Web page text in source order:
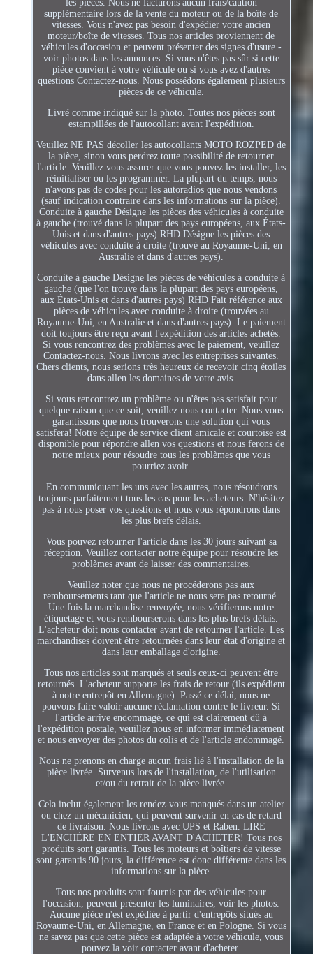
les pièces. Nous ne facturons aucun frais/caution
supplémentaire lors de la vente du moteur ou de la boîte de
vitesses. Vous n'avez pas besoin d'expédier votre ancien
moteur/boîte de vitesses. Tous nos articles proviennent de
véhicules d'occasion et peuvent présenter des signes d'usure -
voir photos dans les annonces. Si vous n'êtes pas sûr si cette
pièce convient à votre véhicule ou si vous avez d'autres
questions Contactez-nous. Nous possédons également plusieurs
pièces de ce véhicule.
Livré comme indiqué sur la photo. Toutes nos pièces sont
estampillées de l'autocollant avant l'expédition.
Veuillez NE PAS décoller les autocollants MOTO ROZPED de
la pièce, sinon vous perdrez toute possibilité de retourner
l'article. Veuillez vous assurer que vous pouvez les installer, les
réinitialiser ou les programmer. La plupart du temps, nous
n'avons pas de codes pour les autoradios que nous vendons
(sauf indication contraire dans les informations sur la pièce).
Conduite à gauche Désigne les pièces des véhicules à conduite
à gauche (trouvé dans la plupart des pays européens, aux États-
Unis et dans d'autres pays) RHD Désigne les pièces des
véhicules avec conduite à droite (trouvé au Royaume-Uni, en
Australie et dans d'autres pays).
Conduite à gauche Désigne les pièces de véhicules à conduite à
gauche (que l'on trouve dans la plupart des pays européens,
aux États-Unis et dans d'autres pays) RHD Fait référence aux
pièces de véhicules avec conduite à droite (trouvées au
Royaume-Uni, en Australie et dans d'autres pays). Le paiement
doit toujours être reçu avant l'expédition des articles achetés.
Si vous rencontrez des problèmes avec le paiement, veuillez
Contactez-nous. Nous livrons avec les entreprises suivantes.
Chers clients, nous serions très heureux de recevoir cinq étoiles
dans allen les domaines de votre avis.
Si vous rencontrez un problème ou n'êtes pas satisfait pour
quelque raison que ce soit, veuillez nous contacter. Nous vous
garantissons que nous trouverons une solution qui vous
satisfera! Notre équipe de service client amicale et courtoise est
disponible pour répondre allen vos questions et nous ferons de
notre mieux pour résoudre tous les problèmes que vous
pourriez avoir.
En communiquant les uns avec les autres, nous résoudrons
toujours parfaitement tous les cas pour les acheteurs. N'hésitez
pas à nous poser vos questions et nous vous répondrons dans
les plus brefs délais.
Vous pouvez retourner l'article dans les 30 jours suivant sa
réception. Veuillez contacter notre équipe pour résoudre les
problèmes avant de laisser des commentaires.
Veuillez noter que nous ne procéderons pas aux
remboursements tant que l'article ne nous sera pas retourné.
Une fois la marchandise renvoyée, nous vérifierons notre
étiquetage et vous rembourserons dans les plus brefs délais.
L'acheteur doit nous contacter avant de retourner l'article. Les
marchandises doivent être retournées dans leur état d'origine et
dans leur emballage d'origine.
Tous nos articles sont marqués et seuls ceux-ci peuvent être
retournés. L'acheteur supporte les frais de retour (ils expédient
à notre entrepôt en Allemagne). Passé ce délai, nous ne
pouvons faire valoir aucune réclamation contre le livreur. Si
l'article arrive endommagé, ce qui est clairement dû à
l'expédition postale, veuillez nous en informer immédiatement
et nous envoyer des photos du colis et de l'article endommagé.
Nous ne prenons en charge aucun frais lié à l'installation de la
pièce livrée. Survenus lors de l'installation, de l'utilisation
et/ou du retrait de la pièce livrée.
Cela inclut également les rendez-vous manqués dans un atelier
ou chez un mécanicien, qui peuvent survenir en cas de retard
de livraison. Nous livrons avec UPS et Raben. LIRE
L'ENCHÈRE EN ENTIER AVANT D'ACHETER! Tous nos
produits sont garantis. Tous les moteurs et boîtiers de vitesse
sont garantis 90 jours, la différence est donc différente dans les
informations sur la pièce.
Tous nos produits sont fournis par des véhicules pour
l'occasion, peuvent présenter les luminaires, voir les photos.
Aucune pièce n'est expédiée à partir d'entrepôts situés au
Royaume-Uni, en Allemagne, en France et en Pologne. Si vous
ne savez pas que cette pièce est adaptée à votre véhicule, vous
pouvez la voir contacter avant d'acheter.